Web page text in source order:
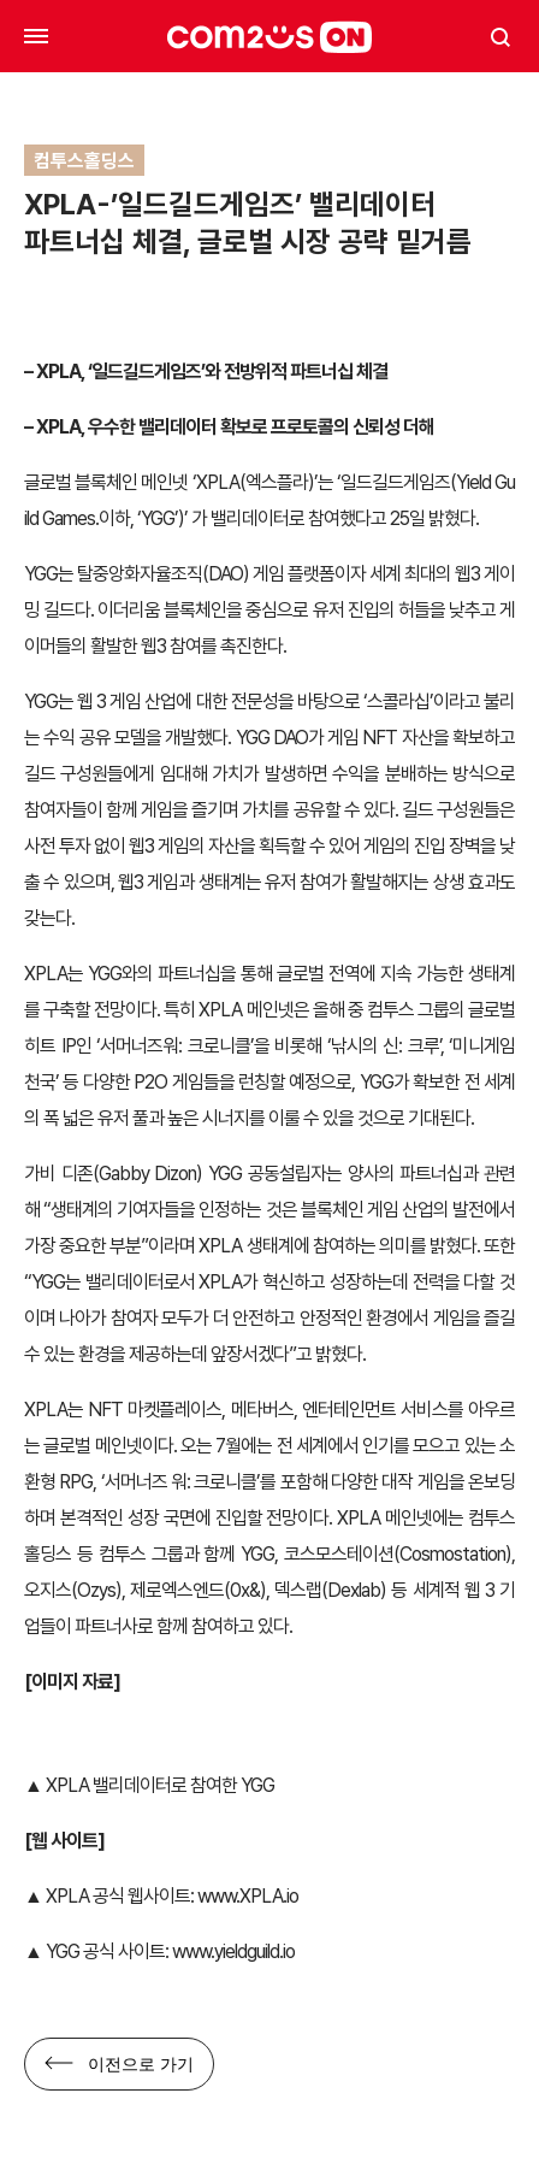
컴투스홀딩스
XPLA-’일드길드게임즈’ 밸리데이터
파트너십 체결, 글로벌 시장 공략 밑거름
– XPLA,‘일드길드게임즈’와 전방위적 파트너십 체결
– XPLA,우수한 밸리데이터 확보로 프로토콜의 신뢰성 더해
글로벌 블록체인 메인넷 ‘XPLA(엑스플라)’는 ‘일드길드게임즈(Yield Gu
ild Games.이하, ‘YGG’)’ 가 밸리데이터로 참여했다고 25일 밝혔다.
YGG는 탈중앙화자율조직(DAO) 게임 플랫폼이자 세계 최대의 웹3 게이
밍 길드다. 이더리움 블록체인을 중심으로 유저 진입의 허들을 낮추고 게
이머들의 활발한 웹3 참여를 촉진한다.
YGG는 웹 3 게임 산업에 대한 전문성을 바탕으로 ‘스콜라십’이라고 불리
는 수익 공유 모델을 개발했다. YGG DAO가 게임 NFT 자산을 확보하고
길드 구성원들에게 임대해 가치가 발생하면 수익을 분배하는 방식으로
참여자들이 함께 게임을 즐기며 가치를 공유할 수 있다. 길드 구성원들은
사전 투자 없이 웹3 게임의 자산을 획득할 수 있어 게임의 진입 장벽을 낮
출 수 있으며, 웹3 게임과 생태계는 유저 참여가 활발해지는 상생 효과도
갖는다.
XPLA는 YGG와의 파트너십을 통해 글로벌 전역에 지속 가능한 생태계
를 구축할 전망이다. 특히 XPLA 메인넷은 올해 중 컴투스 그룹의 글로벌
히트 IP인 ‘서머너즈워: 크로니클’을 비롯해 ‘낚시의 신: 크루’, ‘미니게임
천국’ 등 다양한 P2O 게임들을 런칭할 예정으로, YGG가 확보한 전 세계
의 폭 넓은 유저 풀과 높은 시너지를 이룰 수 있을 것으로 기대된다.
가비 디존(Gabby Dizon) YGG 공동설립자는 양사의 파트너십과 관련
해 “생태계의 기여자들을 인정하는 것은 블록체인 게임 산업의 발전에서
가장 중요한 부분”이라며 XPLA 생태계에 참여하는 의미를 밝혔다. 또한
“YGG는 밸리데이터로서 XPLA가 혁신하고 성장하는데 전력을 다할 것
이며 나아가 참여자 모두가 더 안전하고 안정적인 환경에서 게임을 즐길
수 있는 환경을 제공하는데 앞장서겠다”고 밝혔다.
XPLA는 NFT 마켓플레이스, 메타버스, 엔터테인먼트 서비스를 아우르
는 글로벌 메인넷이다. 오는 7월에는 전 세계에서 인기를 모으고 있는 소
환형 RPG, ‘서머너즈 워: 크로니클’를 포함해 다양한 대작 게임을 온보딩
하며 본격적인 성장 국면에 진입할 전망이다. XPLA 메인넷에는 컴투스
홀딩스 등 컴투스 그룹과 함께 YGG, 코스모스테이션(Cosmostation),
오지스(Ozys), 제로엑스엔드(0x&), 덱스랩(Dexlab) 등 세계적 웹 3 기
업들이 파트너사로 함께 참여하고 있다.
[이미지 자료]
▲ XPLA 밸리데이터로 참여한 YGG
[웹 사이트]
▲ XPLA 공식 웹사이트:www.XPLA.io
▲ YGG 공식 사이트:www.yieldguild.io
이전으로 가기